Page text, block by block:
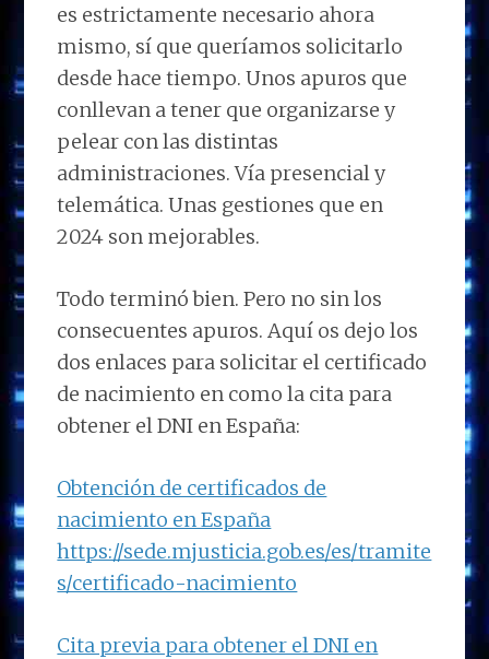
es estrictamente necesario ahora
mismo, sí que queríamos solicitarlo
desde hace tiempo. Unos apuros que
conllevan a tener que organizarse y
pelear con las distintas
administraciones. Vía presencial y
telemática. Unas gestiones que en
2024 son mejorables.
Todo terminó bien. Pero no sin los
consecuentes apuros. Aquí os dejo los
dos enlaces para solicitar el certificado
de nacimiento en como la cita para
obtener el DNI en España:
Obtención de certificados de
nacimiento en España
https://sede.mjusticia.gob.es/es/tramite
s/certificado-nacimiento
Cita previa para obtener el DNI en